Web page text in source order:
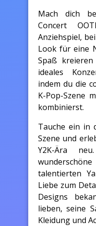
Mach dich
Concert
Anziehspiel,
Look für eine
Spaß
ideales
indem du die
K-Pop-Szene
kombinierst.
Tauche ein in
Szene und
Y2K-Ära
talentierten
Liebe zum
Designs
lieben, seine
Kleidung und